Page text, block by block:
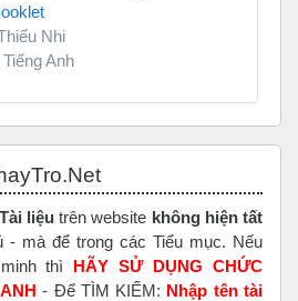
Nhi
Anh
Tài liệu trên website không hiện tất
- mà để trong các Tiểu mục. Nếu
thì HÃY SỬ DỤNG CHỨC
- Để TÌM KIẾM: Nhập tên tài